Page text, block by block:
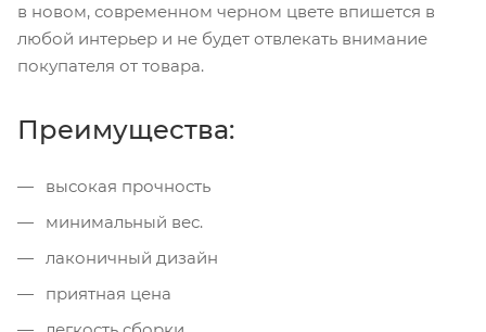
в новом, современном черном цвете впишется в
любой интерьер и не будет отвлекать внимание
покупателя от товара.
Преимущества:
высокая прочность
минимальный вес.
лаконичный дизайн
приятная цена